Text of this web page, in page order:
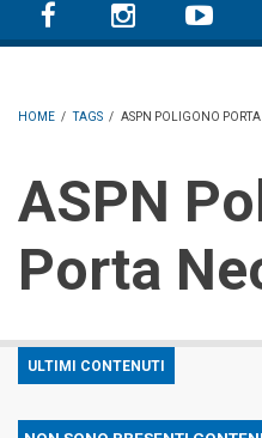
HOME / TAGS / ASPN POLIGONO
ASPN Poligono
Porta
ULTIMI CONTENUTI